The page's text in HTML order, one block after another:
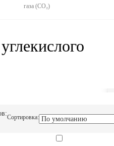
газа (CO₂)
Сортировка: